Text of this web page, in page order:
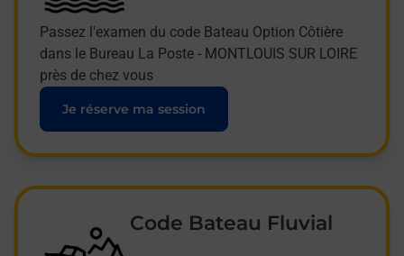
Passez l'examen du code Bateau Option Côtière
dans le Bureau La Poste - MONTLOUIS SUR LOIRE
près de chez vous
Je réserve ma session
Code Bateau Fluvial